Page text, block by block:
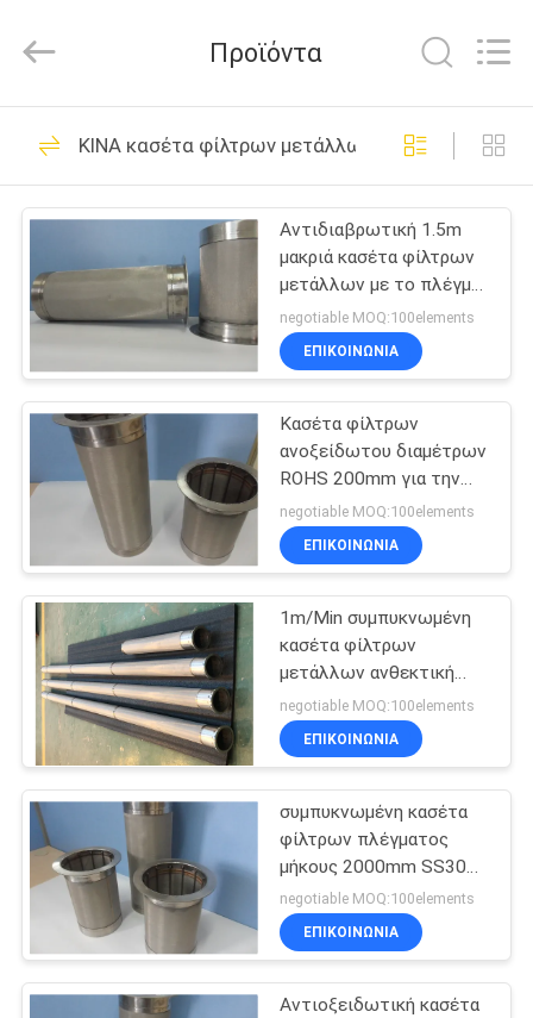
ΣΠΊΤΙ
ΠΡΟΪΌΝΤΑ
ΒΊΝΤΕΟ
ΠΑΡΟΥΣΙΆΣΤΕ
ΠΕΡΊΠΟΥ
ΕΜΕΊΣ
ΓΎΡΟΣ
ΕΡΓΟΣΤΑΣΊΩΝ
ΠΟΙΟΤΙΚΌΣ
ΈΛΕΓΧΟΣ
ΜΑΣ
ΕΛΆΤΕ
ΣΕ
ΕΠΑΦΉ
ΜΕ
Materials
Rights
Συμπυκνωμένη ίνα
μετάλλων
30
ίνα ανοξείδωτου
22
Ίνα τιτανίου
Νικελικές ίνες
Προϊόντα
ΚΙΝΑ κασέτα φίλτρων μετάλλων
Αντιδιαβρωτική 1.5m
μακριά κασέτα φίλτρων
μετάλλων με το πλέγμα
καλωδίων
negotiable MOQ:100elements
ΕΠΙΚΟΙΝΩΝΙΑ
Κασέτα φίλτρων
ανοξείδωτου διαμέτρων
ROHS 200mm για την
κατεργασία ύδατος
negotiable MOQ:100elements
ΕΠΙΚΟΙΝΩΝΙΑ
1m/Min συμπυκνωμένη
κασέτα φίλτρων
μετάλλων ανθεκτική
στους κραδασμούς
negotiable MOQ:100elements
ΕΠΙΚΟΙΝΩΝΙΑ
συμπυκνωμένη κασέτα
φίλτρων πλέγματος
μήκους 2000mm SS304
αντιδιαβρωτική
negotiable MOQ:100elements
ΕΠΙΚΟΙΝΩΝΙΑ
Αντιοξειδωτική κασέτα